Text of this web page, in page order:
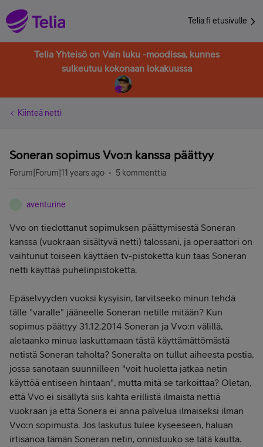
Telia.fi etusivulle
Telia Yhteisö on Vain luku -moodissa, kunnes
sulkeutuu kokonaan lokakuussa
Kiinteä netti
Soneran sopimus Vvo:n kanssa päättyy
Forum|Forum|11 years ago 5 kommenttia
aventurine
Vvo on tiedottanut sopimuksen päättymisestä Soneran
kanssa (vuokraan sisältyvä netti) talossani, ja operaattori on
vaihtunut toiseen käyttäen tv-pistoketta kun taas Soneran
netti käyttää puhelinpistoketta.
Epäselvyyden vuoksi kysyisin, tarvitseeko minun tehdä
tälle "varalle" jääneelle Soneran netille mitään? Kun
sopimus päättyy 31.12.2014 Soneran ja Vvo:n välillä,
aletaanko minua laskuttamaan tästä käyttämättömästä
netistä Soneran taholta? Soneralta on tullut aiheesta postia,
jossa sanotaan suunnilleen "voit huoletta jatkaa netin
käyttöä entiseen hintaan", mutta mitä se tarkoittaa? Oletan,
että Vvo ei sisällytä siis kahta erillistä ilmaista nettiä
vuokraan ja että Sonera ei anna palvelua ilmaiseksi ilman
Vvo:n sopimusta. Jos laskutus tulee kyseeseen, haluan
irtisanoa tämän Soneran netin, onnistuuko se tätä kautta.